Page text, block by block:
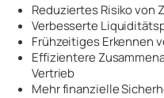
Reduziertes Risiko von
Verbesserte
Frühzeitiges Erkennen
Effizientere
Vertrieb
Mehr finanzielle